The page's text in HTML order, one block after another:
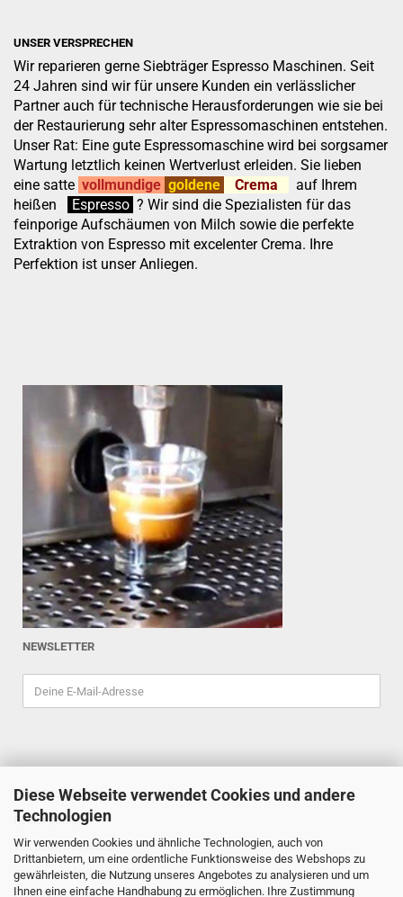
Diese Webseite verwendet Cookies und andere
Technologien
Wir verwenden Cookies und ähnliche Technologien, auch von
Drittanbietern, um eine ordentliche Funktionsweise des Webshops zu
gewährleisten, die Nutzung unseres Angebotes zu analysieren und um
Ihnen eine einfache Handhabung zu ermöglichen. Ihre Zustimmung
UNSER VERSPRECHEN
Wir reparieren gerne Siebträger Espresso Maschinen. Seit
24 Jahren sind wir für unsere Kunden ein verlässlicher
Partner auch für technische Herausforderungen wie sie bei
der Restaurierung sehr alter Espressomaschinen entstehen.
Unser Rat: Eine gute Espressomaschine wird bei sorgsamer
Wartung letztlich keinen Wertverlust erleiden. Sie lieben
eine satte vollmundige goldene Crema
auf Ihrem
heißen
Espresso ? Wir sind die Spezialisten für das
feinporige Aufschäumen von Milch sowie die perfekte
Extraktion von Espresso mit excelenter Crema. Ihre
Perfektion ist unser Anliegen.
NEWSLETTER
ESPRESSOINDEX
Reiner Schiefler
Tel. 0201/87898333
espressoindex @gmx.de